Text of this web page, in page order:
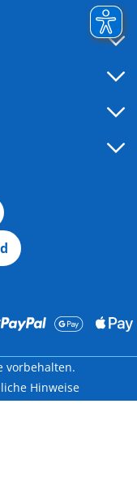
vorbehalten.
Hinweise